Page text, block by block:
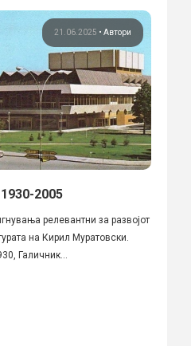
21.06.2025 • Автори
2005
релевантни за развојот
на Кирил Муратовски.
Галичник...